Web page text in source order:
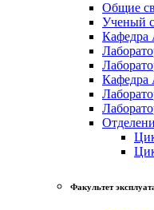
Общие
Ученый
Факультет